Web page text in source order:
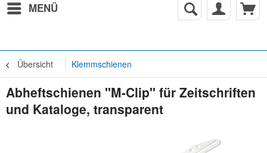
MENÜ
Übersicht Klemmschienen
Abheftschienen "M-Clip" für Zeitschriften
und Kataloge, transparent